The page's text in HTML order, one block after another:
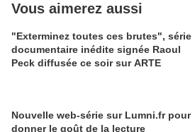
Vous aimerez aussi
"Exterminez toutes ces brutes", série
documentaire inédite signée Raoul
Peck diffusée ce soir sur ARTE
Nouvelle web-série sur Lumni.fr pour
donner le goût de la lecture